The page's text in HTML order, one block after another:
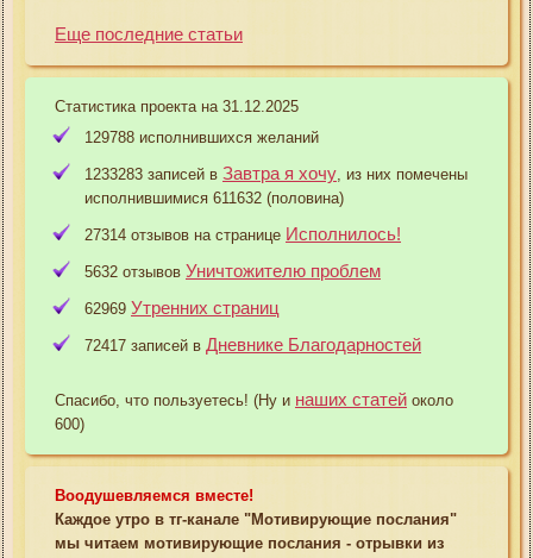
Еще последние статьи
Статистика проекта на 31.12.2025
129788 исполнившихся желаний
1233283 записей в Завтра я хочу , из них помечены
исполнившимися 611632 (половина)
27314 отзывов на странице Исполнилось!
5632 отзывов Уничтожителю проблем
62969 Утренних страниц
72417 записей в Дневнике Благодарностей
Спасибо, что пользуетесь! (Ну и наших статей около
600)
Воодушевляемся вместе!
Каждое утро в тг-канале "Мотивирующие послания"
мы читаем мотивирующие послания - отрывки из